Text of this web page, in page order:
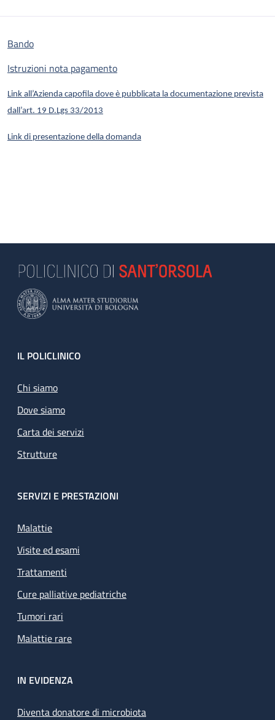
Bando
Istruzioni nota pagamento
Link all’Azienda capofila dove è pubblicata la documentazione prevista
dall’art. 19 D.Lgs 33/2013
Link di presentazione della domanda
Footer
IL POLICLINICO
Chi siamo
Dove siamo
Carta dei servizi
Strutture
SERVIZI E PRESTAZIONI
Malattie
Visite ed esami
Trattamenti
Cure palliative pediatriche
Tumori rari
Malattie rare
IN EVIDENZA
Diventa donatore di microbiota